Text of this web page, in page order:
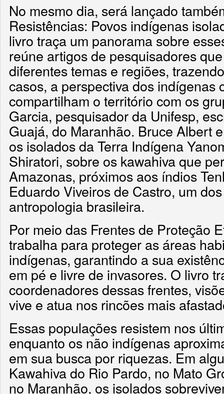
No mesmo dia, será lançado
Resistências: Povos indígenas
livro traça um panorama sobre
reúne artigos de pesquisadores
diferentes temas e regiões,
casos, a perspectiva dos indígenas
compartilham o território com os
Garcia, pesquisador da Unifesp,
Guajá, do Maranhão. Bruce Albert
os isolados da Terra Indígena
Shiratori, sobre os kawahiva que
Amazonas, próximos aos índios
Eduardo Viveiros de Castro, um
antropologia brasileira.
Por meio das Frentes de Proteção
trabalha para proteger as áreas
indígenas, garantindo a sua
em pé e livre de invasores. O livro
coordenadores dessas frentes,
vive e atua nos rincões mais
Essas populações resistem nos
enquanto os não indígenas
em sua busca por riquezas. Em
Kawahiva do Rio Pardo, no Mato
no Maranhão, os isolados